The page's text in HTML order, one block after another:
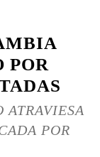
POR
POR